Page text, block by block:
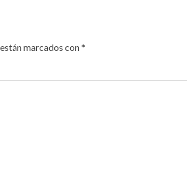
marcados con*